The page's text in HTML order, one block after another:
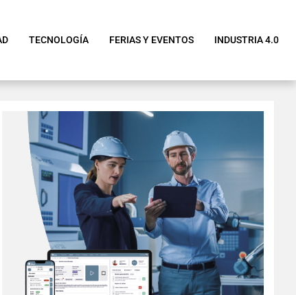
TECNOLOGÍA FERIAS Y EVENTOS INDUSTRIA 4.0